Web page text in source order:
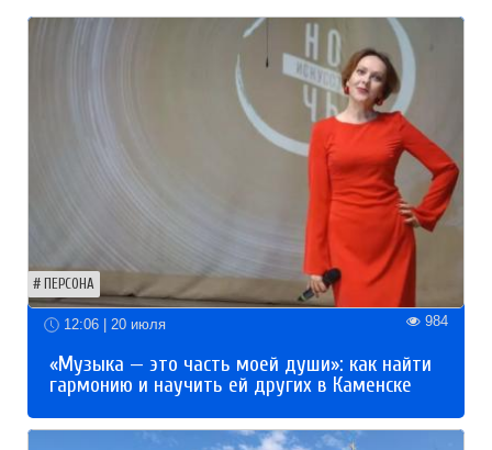
ПЕРСОНА
12:06 | 20 июля 984
«Музыка — это часть моей души»: как найти
гармонию и научить ей других в Каменске